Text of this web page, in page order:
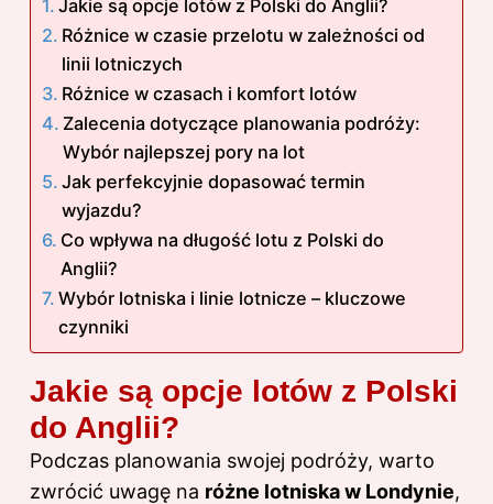
Jakie są opcje lotów z Polski do Anglii?
Różnice w czasie przelotu w zależności od
linii lotniczych
Różnice w czasach i komfort lotów
Zalecenia dotyczące planowania podróży:
Wybór najlepszej pory na lot
Jak perfekcyjnie dopasować termin
wyjazdu?
Co wpływa na długość lotu z Polski do
Anglii?
Wybór lotniska i linie lotnicze – kluczowe
czynniki
Jakie są opcje lotów z Polski
do Anglii?
Podczas planowania swojej podróży, warto
zwrócić uwagę na różne lotniska w Londynie,